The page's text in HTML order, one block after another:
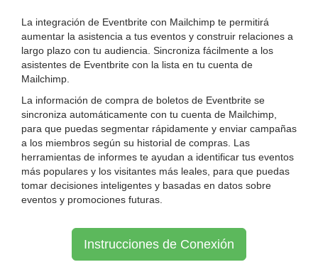
La integración de Eventbrite con Mailchimp te permitirá
aumentar la asistencia a tus eventos y construir relaciones a
largo plazo con tu audiencia. Sincroniza fácilmente a los
asistentes de Eventbrite con la lista en tu cuenta de
Mailchimp.
La información de compra de boletos de Eventbrite se
sincroniza automáticamente con tu cuenta de Mailchimp,
para que puedas segmentar rápidamente y enviar campañas
a los miembros según su historial de compras. Las
herramientas de informes te ayudan a identificar tus eventos
más populares y los visitantes más leales, para que puedas
tomar decisiones inteligentes y basadas en datos sobre
eventos y promociones futuras.
Instrucciones de Conexión